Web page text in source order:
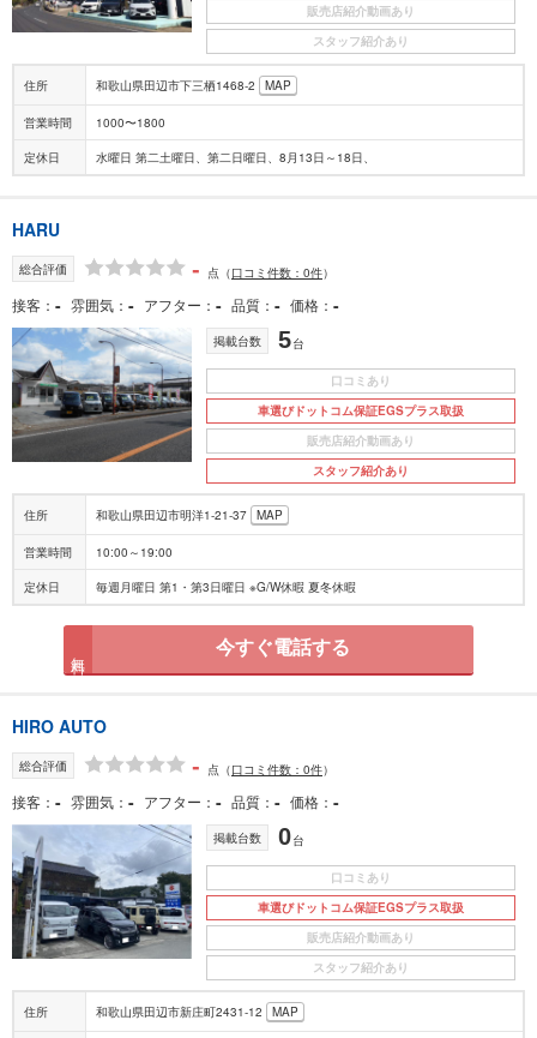
販売店紹介動画あり
スタッフ紹介あり
住所 和歌山県田辺市下三栖1468-2 MAP
営業時間 1000〜1800
定休日 水曜日 第二土曜日、第二日曜日、8月13日～18日、
HARU
総合評価 - 点 （口コミ件数：0件）
接客 - 雰囲気 - アフター - 品質 - 価格 -
掲載台数 5台
口コミあり
車選びドットコム保証EGSプラス取扱
販売店紹介動画あり
スタッフ紹介あり
住所 和歌山県田辺市明洋1-21-37 MAP
営業時間 10:00～19:00
定休日 毎週月曜日 第1・第3日曜日 ※G/W休暇 夏冬休暇
今すぐ電話する
HIRO AUTO
総合評価 - 点 （口コミ件数：0件）
接客 - 雰囲気 - アフター - 品質 - 価格 -
掲載台数 0台
口コミあり
車選びドットコム保証EGSプラス取扱
販売店紹介動画あり
スタッフ紹介あり
住所 和歌山県田辺市新庄町2431-12 MAP